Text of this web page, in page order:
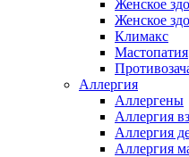
Женское
Женское
Климакс
Мастопатия
Аллергия
Аллергены
Аллергия
Аллергия
Аллергия